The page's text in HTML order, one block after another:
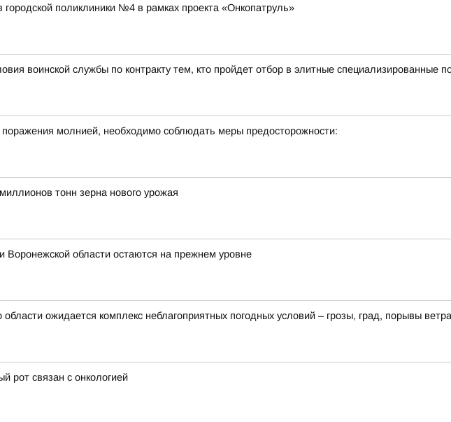
поликлиники №4 в рамках проекта «Онкопатруль»
воинской службы по контракту тем, кто пройдет отбор в элитные специализированные
молнией, необходимо соблюдать меры предосторожности:
тонн зерна нового урожая
Воронежской области остаются на прежнем уровне
ожидается комплекс неблагоприятных погодных условий – грозы, град, порывы
рот связан с онкологией